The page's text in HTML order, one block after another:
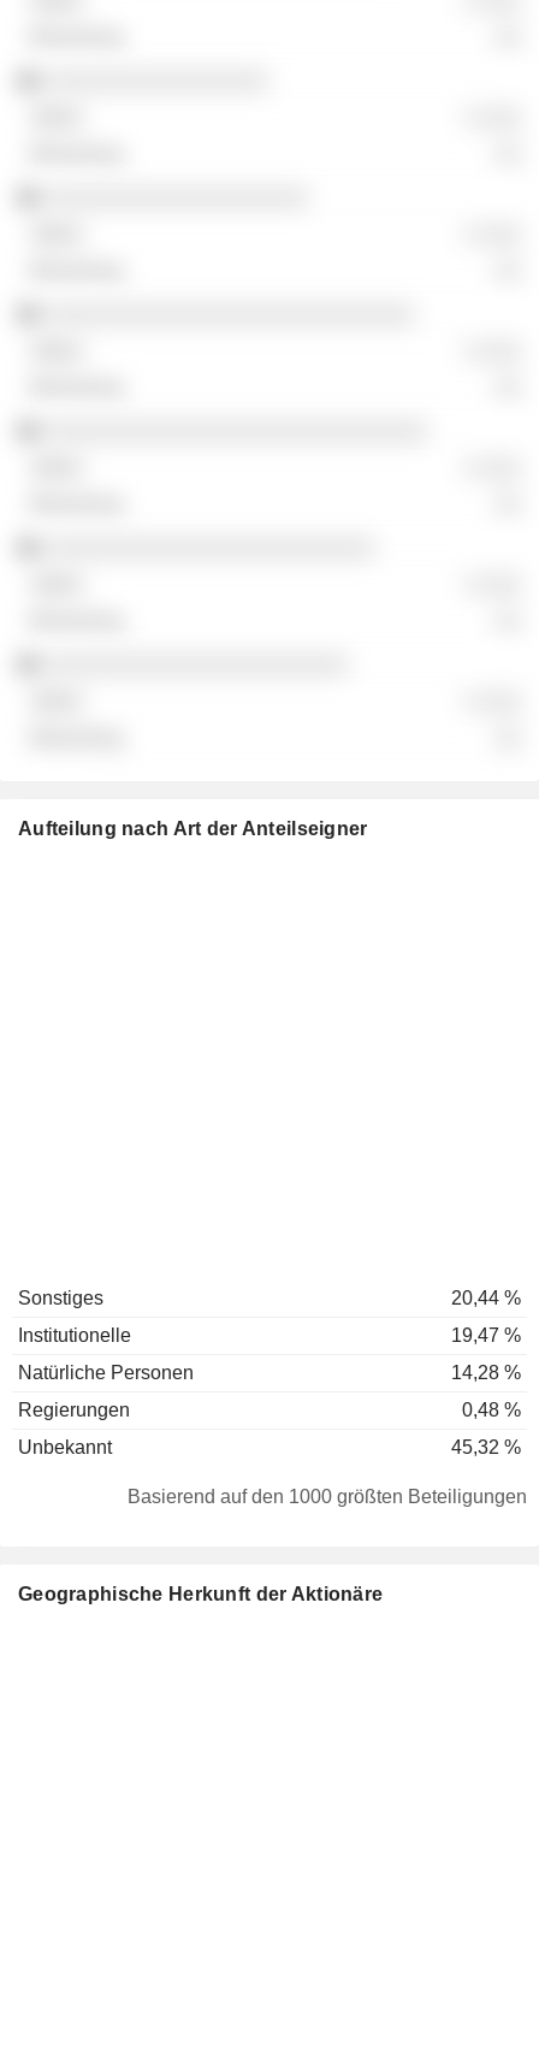
Aufteilung nach Art der Anteilseigner
Sonstiges
20,44 %
Institutionelle
19,47 %
Natürliche Personen
14,28 %
Regierungen
0,48 %
Unbekannt
45,32 %
Basierend auf den 1000 größten Beteiligungen
Geographische Herkunft der Aktionäre